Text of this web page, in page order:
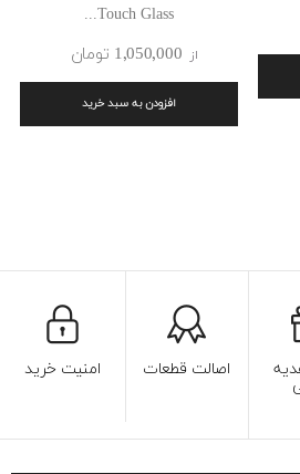
Touch Glass...
از 1٬050٬000 ‎تومان
افزودن به سبد خرید
اصالت قطعات امنیت خرید